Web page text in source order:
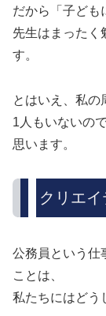
だから「子ども
先生はまったく
す。
とはいえ、私の
1人もいないの
思います。
クリエ
公務員という仕
ことは、
私たちにはどう